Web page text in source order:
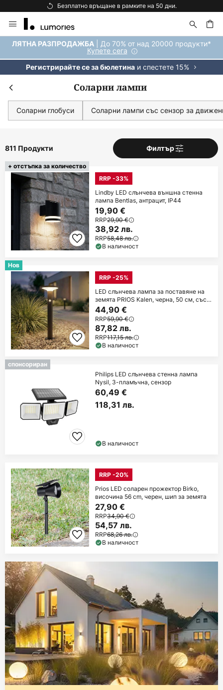
Безплатна доставка над 92 €.
Прескачане
към
съдържанието
ЛЯТНА РАЗПРОДАЖБА | До 70% от над 20000 продукти*
Купете сега
Регистрирайте се за бюлетинаи спестете 15%
Соларни лампи
Соларни глобуси Соларни лампи със сензор за
811 Продукти Филтър
+ отстъпка за количество
RRP -33%
Lindby LED слънчева външна стенна
лампа Bentlas, антрацит, IP44
19,90 €
RRP29,90 €
38,92 лв.
RRP58,48 лв.
В наличност
Нов
RRP -25%
LED слънчева лампа за поставяне на
земята PRIOS Kalen, черна, 50 см, със
сензор
44,90 €
RRP59,90 €
87,82 лв.
RRP117,15 лв.
В наличност
спонсориран
Philips LED слънчева стенна лампа
Nysil, 3-пламъчна, сензор
60,49 €
118,31 лв.
В наличност
RRP -20%
Prios LED соларен прожектор Birko,
височина 56 cm, черен, шип за земята
27,90 €
RRP34,90 €
54,57 лв.
RRP68,26 лв.
В наличност